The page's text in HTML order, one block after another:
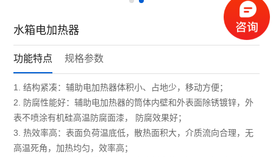
水箱电加热器
功能特点 规格参数
1. 结构紧凑：辅助电加热器体积小、占地少，移动方便；
2. 防腐性能好：辅助电加热器的筒体内壁和外表面除锈镀锌，外
表不喷涂有机硅高温防腐面漆， 防腐效果好；
3. 热效率高：表面负荷温底低，散热面积大，介质流向合理，无
高温死角，加热均匀，效率高；